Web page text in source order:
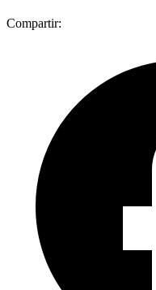
Compartir: